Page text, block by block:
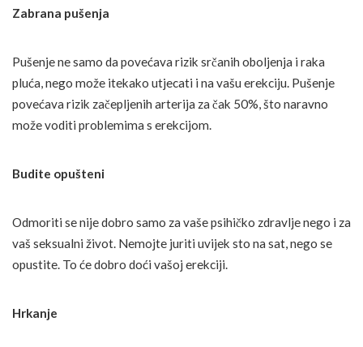
Zabrana pušenja
Pušenje ne samo da povećava rizik srčanih oboljenja i raka
pluća, nego može itekako utjecati i na vašu erekciju. Pušenje
povećava rizik začepljenih arterija za čak 50%, što naravno
može voditi problemima s erekcijom.
Budite opušteni
Odmoriti se nije dobro samo za vaše psihičko zdravlje nego i za
vaš seksualni život. Nemojte juriti uvijek sto na sat, nego se
opustite. To će dobro doći vašoj erekciji.
Hrkanje